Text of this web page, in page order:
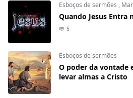
Esboços de sermões ,
Quando Jesus Entra
5
Esboços de sermões
O poder da vontade
levar almas a Cristo